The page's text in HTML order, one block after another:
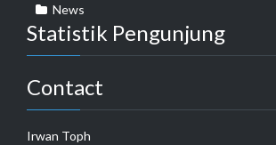
News
Statistik Pengunjung
Contact
Irwan Toph